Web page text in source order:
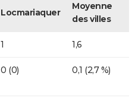
Locmariaquer
Moyenne
des villes
1 1,6
0 (0) 0,1 (2,7 %)